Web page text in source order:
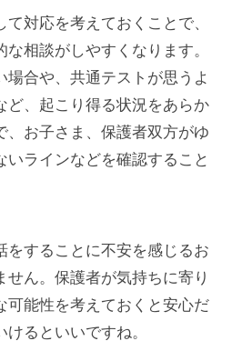
対応を考えておくことで、
相談がしやすくなります。
合や、共通テストが思うよ
ど、起こり得る状況をあらか
、お子さま、保護者双方がゆ
いラインなどを確認すること
をすることに不安を感じるお
ん。保護者が気持ちに寄り
可能性を考えておくと安心だ
るといいですね。